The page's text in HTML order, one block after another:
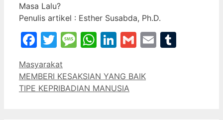
Masa Lalu?
Penulis artikel : Esther Susabda, Ph.D.
Facebook
Twitter
Message
WhatsApp
LinkedIn
Gmail
Email
Categories
Masyarakat
MEMBERI KESAKSIAN YANG BAIK
TIPE KEPRIBADIAN MANUSIA